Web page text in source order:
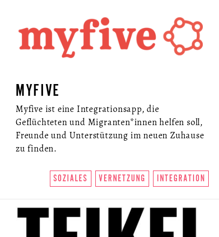
MYFIVE
Myfive ist eine Integrationsapp, die
Geflüchteten und Migranten*innen helfen soll,
Freunde und Unterstützung im neuen Zuhause
zu finden.
SOZIALES VERNETZUNG INTEGRATION